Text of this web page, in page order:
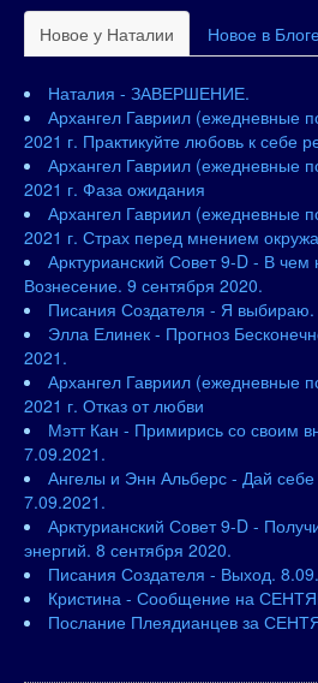
Новое у Наталии Новое в
Наталия - ЗАВЕРШЕНИЕ.
Архангел Гавриил (ежедневные
2021 г. Практикуйте любовь к себе
Архангел Гавриил (ежедневные
2021 г. Фаза ожидания
Архангел Гавриил (ежедневные
2021 г. Страх перед мнением
Арктурианский Совет 9-D - В
Вознесение. 9 сентября 2020.
Писания Создателя - Я
Элла Елинек - Прогноз
2021.
Архангел Гавриил (ежедневные
2021 г. Отказ от любви
Мэтт Кан - Примирись со своим
7.09.2021.
Ангелы и Энн Альберс - Дай
7.09.2021.
Арктурианский Совет 9-D -
энергий. 8 сентября 2020.
Писания Создателя - Выход.
Кристина - Сообщение на
Послание Плеядианцев за